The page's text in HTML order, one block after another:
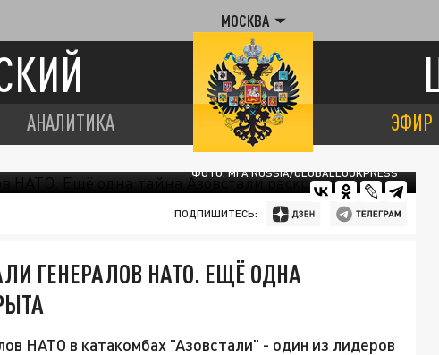
МОСКВА
АНАЛИТИКА ЭФИР
ФОТО: MFA RUSSIA/GLOBALLOOKPRESS
ПОДПИШИТЕСЬ:
ГЕНЕРАЛОВ НАТО. ЕЩЁ ОДНА
НАТО в катакомбах "Азовстали" - один из лидеров